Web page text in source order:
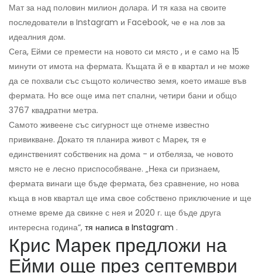
Мат за над половин милион долара. И тя каза на своите
последователи в Instagram и Facebook, че е на лов за
идеалния дом.
Сега, Ейми се премести на новото си място , и е само на 15
минути от имота на фермата. Къщата й е в квартал и не може
да се похвали със същото количество земя, което имаше във
фермата. Но все още има пет спални, четири бани и общо
3767 квадратни метра.
Самото живеене със сигурност ще отнеме известно
привикване. Докато тя планира живот с Марек, тя е
единственият собственик на дома - и отбеляза, че новото
място не е лесно приспособяване. „Нека си признаем,
фермата винаги ще бъде фермата, без сравнение, но нова
къща в нов квартал ще има свое собствено приключение и ще
отнеме време да свикне с нея и 2020 г. ще бъде друга
интересна година“, тя написа в Instagram .
Крис Марек предложи на
Ейми още през септември